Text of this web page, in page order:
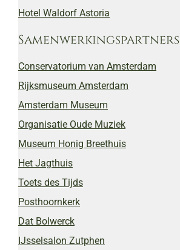
Hotel Waldorf Astoria
Samenwerkingspartners
Conservatorium van Amsterdam
Rijksmuseum Amsterdam
Amsterdam Museum
Organisatie Oude Muziek
Museum Honig Breethuis
Het Jagthuis
Toets des Tijds
Posthoornkerk
Dat Bolwerck
IJsselsalon Zutphen